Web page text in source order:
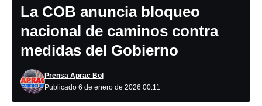
La COB anuncia bloqueo
nacional de caminos contra
medidas del Gobierno
Publicado 6 de enero de 2026 00:11
Prensa Aprac Bol